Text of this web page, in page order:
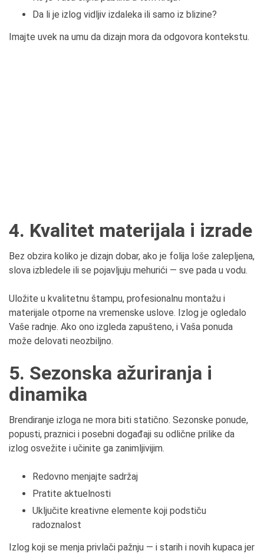
Da li je izlog vidljiv izdaleka ili samo iz blizine?
Imajte uvek na umu da dizajn mora da odgovora kontekstu.
4. Kvalitet materijala i izrade
Bez obzira koliko je dizajn dobar, ako je folija loše zalepljena,
slova izbledele ili se pojavljuju mehurići — sve pada u vodu.
Uložite u kvalitetnu štampu, profesionalnu montažu i
materijale otporne na vremenske uslove. Izlog je ogledalo
Vaše radnje. Ako ono izgleda zapušteno, i Vaša ponuda
može delovati neozbiljno.
5. Sezonska ažuriranja i
dinamika
Brendiranje izloga ne mora biti statično. Sezonske ponude,
popusti, praznici i posebni događaji su odlične prilike da
izlog osvežite i učinite ga zanimljivijim.
Redovno menjajte sadržaj
Pratite aktuelnosti
Uključite kreativne elemente koji podstiču
radoznalost
Izlog koji se menja privlači pažnju — i starih i novih kupaca jer